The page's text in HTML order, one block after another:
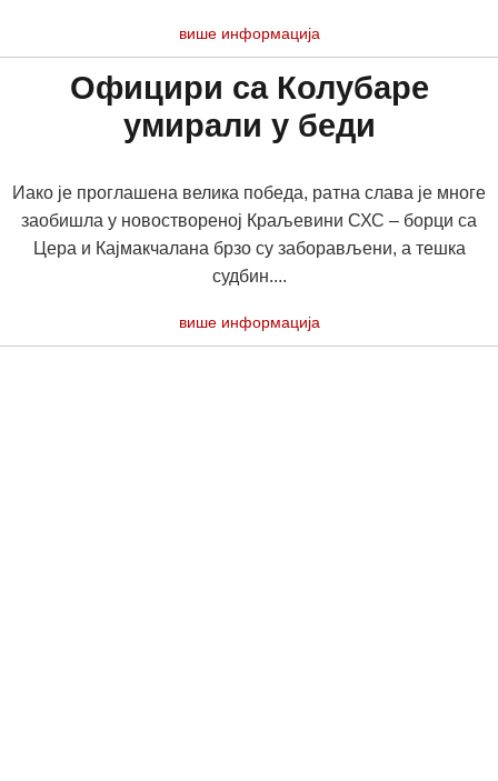
више информација
Официри са Колубаре
умирали у беди
Иако је проглашена велика победа, ратна слава је многе
заобишла у новоствореној Краљевини СХС – борци са
Цера и Кајмакчалана брзо су заборављени, а тешка
судбин....
више информација